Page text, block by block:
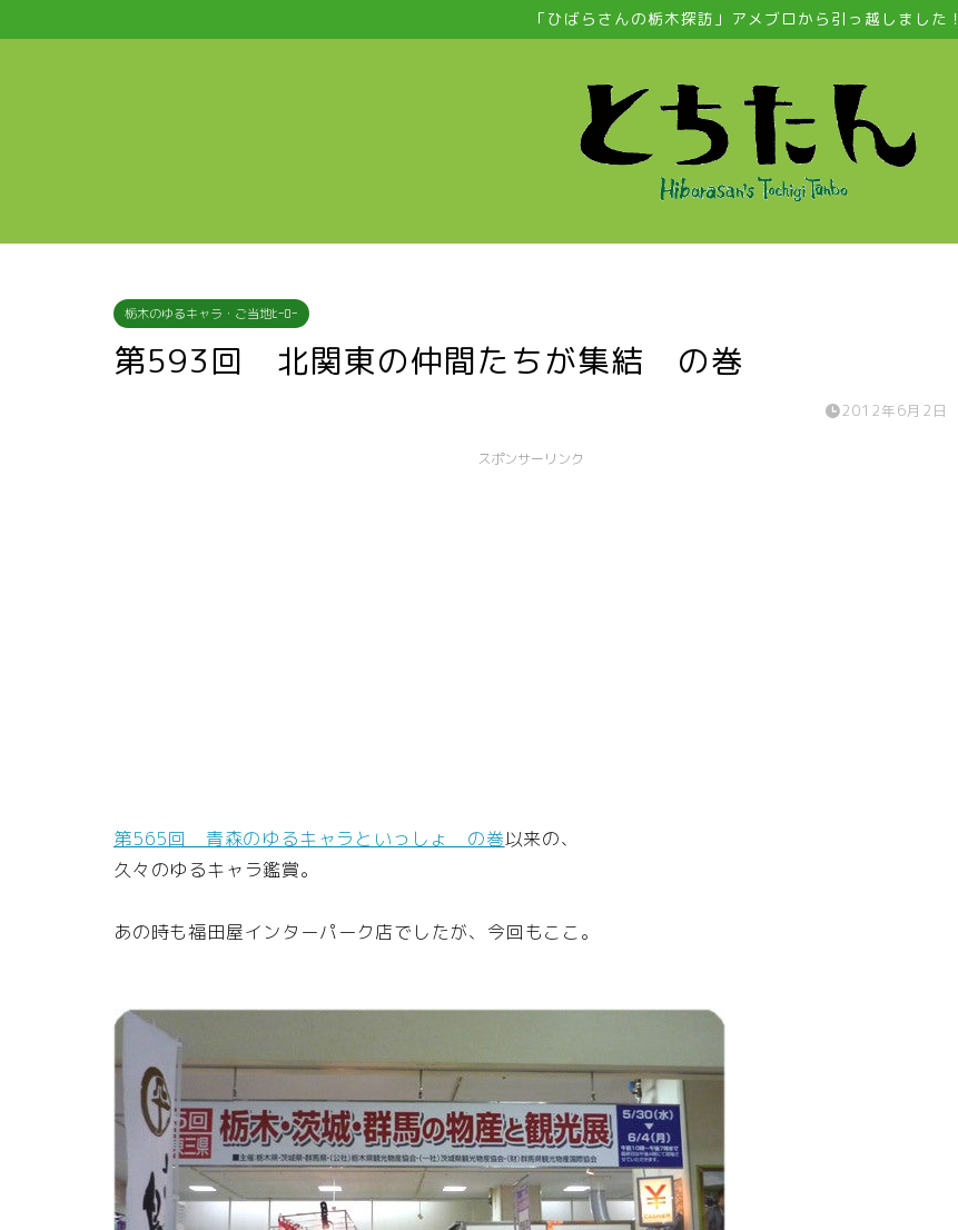
「ひばらさんの栃木探訪」アメブロから引っ越しました！
栃木のゆるキャラ・ご当地ﾋｰﾛｰ
第593回 北関東の仲間たちが集結 の巻
2012年6月2日
スポンサーリンク
第565回 青森のゆるキャラといっしょ の巻以来の、
久々のゆるキャラ鑑賞。
あの時も福田屋インターパーク店でしたが、今回もここ。